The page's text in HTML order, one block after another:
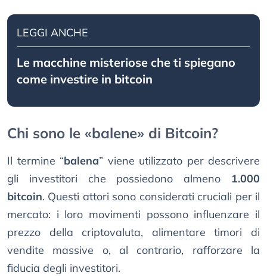
LEGGI ANCHE
Le macchine misteriose che ti spiegano
come investire in bitcoin
Chi sono le «balene» di Bitcoin?
Il termine “balena” viene utilizzato per descrivere
gli investitori che possiedono almeno 1.000
bitcoin. Questi attori sono considerati cruciali per il
mercato: i loro movimenti possono influenzare il
prezzo della criptovaluta, alimentare timori di
vendite massive o, al contrario, rafforzare la
fiducia degli investitori.